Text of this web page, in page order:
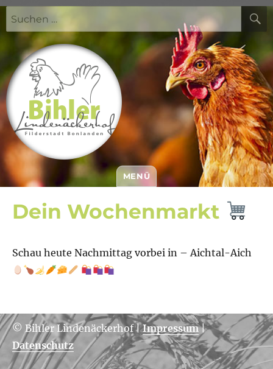
Suchen
nach:
Bihler Lindenäckerhof
MENÜ
Dein Wochenmarkt
Schau heute Nachmittag vorbei in – Aichtal-Aich
© Bihler Lindenäckerhof|Impressum|
Datenschutz